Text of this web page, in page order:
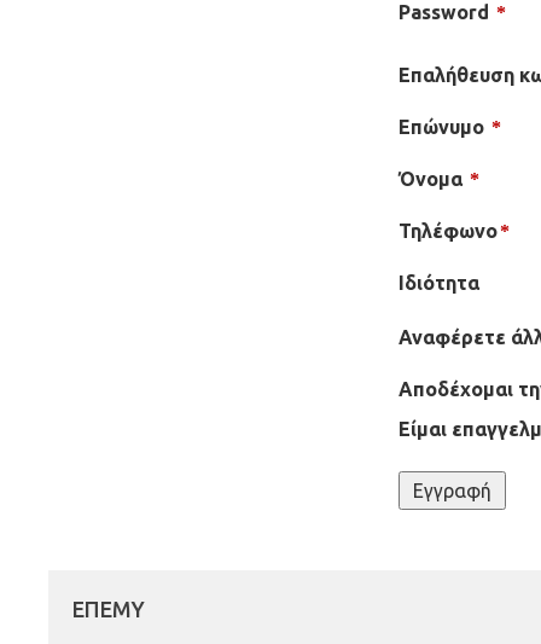
Password *
Επαλήθευση
Επώνυμο *
Όνομα *
Τηλέφωνο*
Ιδιότητα
Αναφέρετε
Αποδέχομαι
Είμαι
Εγγραφή
ΕΠΕΜΥ